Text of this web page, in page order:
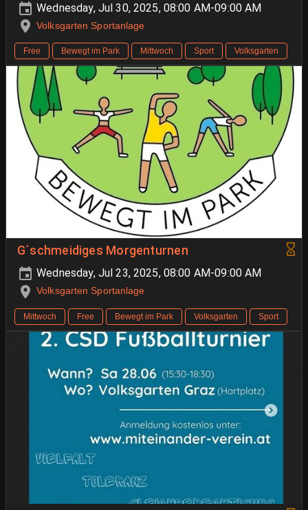
Wednesday, Jul 30, 2025, 08:00 AM-09:00 AM
Volksgarten Sportanlage
Free Bewegt im Park Mittwoch Sport Volksgarten
G´schmeidiges Morgenturnen
Wednesday, Jul 23, 2025, 08:00 AM-09:00 AM
Volksgarten Sportanlage
Mittwoch Free Bewegt im Park Volksgarten Sport